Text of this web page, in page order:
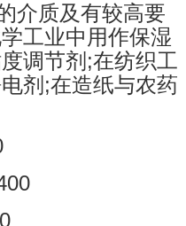
介质及有较高要
工业中用作保湿
调节剂;在纺织工
剂;在造纸与农药